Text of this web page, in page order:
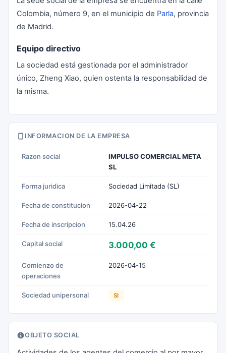
Colombia, número 9, en el municipio de Parla, provincia
de Madrid.
Equipo directivo
La sociedad está gestionada por el administrador
único, Zheng Xiao, quien ostenta la responsabilidad de
la misma.
INFORMACION DE LA EMPRESA
Razon social
IMPULSO COMERCIAL META
SL
Forma juridica Sociedad Limitada (SL)
Fecha de constitucion 2026-04-22
Fecha de inscripcion 15.04.26
Capital social 3.000,00 €
Comienzo de
operaciones
2026-04-15
Sociedad unipersonal SI
OBJETO SOCIAL